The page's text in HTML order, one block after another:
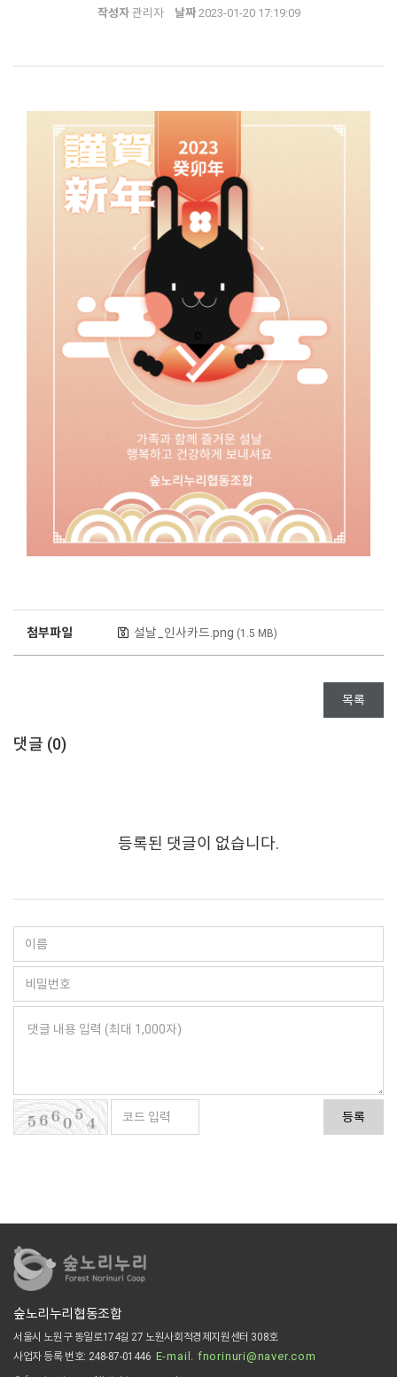
작성자관리자 날짜2023-01-20 17:19:09
첨부파일 설날_인사카드.png (1.5 MB)
목록
댓글 (0)
등록된 댓글이 없습니다.
등록
숲노리누리협동조합
서울시 노원구 동일로174길 27 노원사회적경제지원센터 308호
사업자 등록 번호: 248-87-01446 E-mail. fnorinuri@naver.com